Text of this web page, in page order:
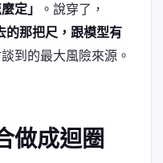
定」
。說穿了，
的那把尺，跟模型有
到的最大風險來源。
做成迴圈